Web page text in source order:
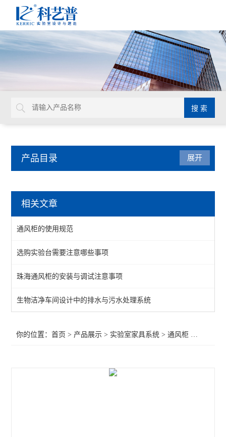
产品目录
实验台
通风柜
实验室高柜
查看全部 >>
展开
相关文章
通风柜的使用规范
选购实验台需要注意哪些事项
珠海通风柜的安装与调试注意事项
生物洁净车间设计中的排水与污水处理系统
你的位置：首页 > 产品展示 > 实验室家具系统 >通风柜